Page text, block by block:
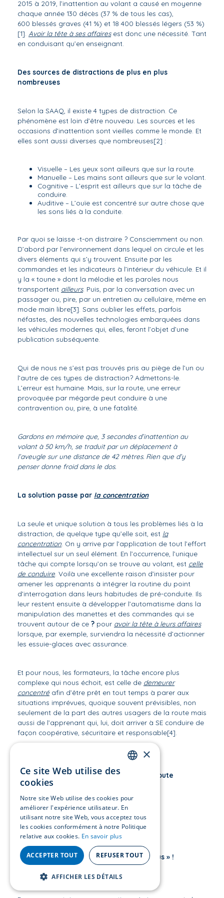
2015 à 2019, l’inattention au volant a causé en moyenne
chaque année 130 décès (37 % de tous les cas),
600 blessés graves (41 %) et 18 400 blessés légers (53 %)
[1] Avoir la tête à ses affairesest donc une nécessité. Tant
en conduisant qu’en enseignant.
Des sources de distractions de plus en plus
nombreuses
Selon la SAAQ, il existe 4 types de distraction. Ce
phénomène est loin d’être nouveau. Les sources et les
occasions d’inattention sont vieilles comme le monde. Et
elles sont aussi diverses que nombreuses[2] :
Visuelle – Les yeux sont ailleurs que sur la route.
Manuelle – Les mains sont ailleurs que sur le volant.
Cognitive – L’esprit est ailleurs que sur la tâche de
conduire.
Auditive – L’ouïe est concentré sur autre chose que
les sons liés à la conduite.
Par quoi se laisse -t-on distraire ? Consciemment ou non.
D’abord par l’environnement dans lequel on circule et les
divers éléments qui s’y trouvent. Ensuite par les
commandes et les indicateurs à l’intérieur du véhicule. Et il
y la « toune » dont la mélodie et les paroles nous
transportent ailleurs. Puis, par la conversation avec un
passager ou, pire, par un entretien au cellulaire, même en
mode main libre[3] . Sans oublier les effets, parfois
néfastes, des nouvelles technologies embarquées dans
les véhicules modernes qui, elles, feront l’objet d’une
publication subséquente.
Qui de nous ne s’est pas trouvés pris au piège de l’un ou
l’autre de ces types de distraction? Admettons-le.
L’erreur est humaine. Mais, sur la route, une erreur
provoquée par mégarde peut conduire à une
contravention ou, pire, à une fatalité.
Gardons en mémoire que, 3 secondes d’inattention au
volant à 50 km/h, se traduit par un déplacement à
l’aveugle sur une distance de 42 mètres. Rien que d’y
penser donne froid dans le dos.
La solution passe par la concentration
La seule et unique solution à tous les problèmes liés à la
distraction, de quelque type qu’elle soit, est la
concentration . On y arrive par l’application de tout l’effort
intellectuel sur un seul élément. En l’occurrence, l’unique
tâche qui compte lorsqu’on se trouve au volant, est celle
de conduire . Voilà une excellente raison d’insister pour
amener les apprenants à intégrer la routine du point
d’interrogation dans leurs habitudes de pré-conduite. Ils
leur restent ensuite à développer l’automatisme dans la
manipulation des manettes et des commandes qui se
trouvent autour de ce ? pour avoir la tête à leurs affaires
lorsque, par exemple, surviendra la nécessité d’actionner
les essuie-glaces avec assurance.
Et pour nous, les formateurs, la tâche encore plus
complexe qui nous échoit, est celle de demeurer
concentré afin d’être prêt en tout temps à parer aux
situations imprévues, quoique souvent prévisibles, non
seulement de la part des autres usagers de la route mais
aussi de l’apprenant qui, lui, doit arriver à SE conduire de
façon coopérative, sécuritaire et responsable[4]
Pour réussir à chasser la distraction en toute
circonstance, il faut…
…avoir la tête à ses affaires!
Pour faire rayonner ce slogan,
Passons le mot et « Parlons-en entre nous » !
×
Ce site Web utilise des
cookies
Notre site Web utilise des cookies pour
améliorer l'expérience utilisateur. En
utilisant notre site Web, vous acceptez tous
les cookies conformément à notre Politique
relative aux cookies. En savoir plus
ACCEPTER TOUT REFUSER TOUT
AFFICHER LES DÉTAILS